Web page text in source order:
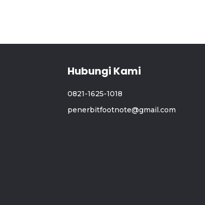
Hubungi Kami
0821-1625-1018
penerbitfootnote@gmail.com